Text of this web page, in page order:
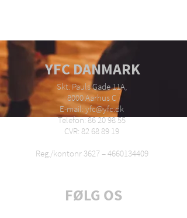
YFC DANMARK
Skt. Pauls Gade 11A,
8000 Aarhus C
E-mail: yfc@yfc.dk
Telefon: 86 20 98 55
CVR: 82 68 89 19
Reg./kontonr 3627 –4660134409
FØLG OS